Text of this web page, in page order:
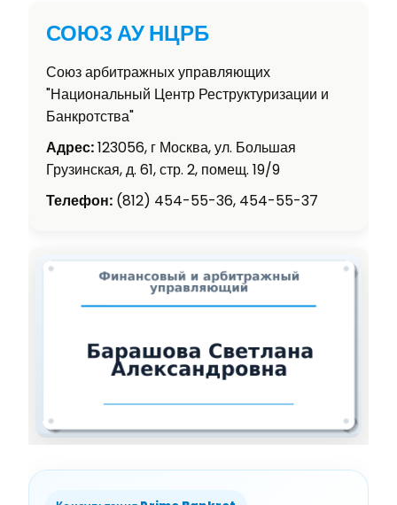
СОЮЗ АУ НЦРБ
Союз арбитражных управляющих
"Национальный Центр Реструктуризации и
Банкротства"
Адрес:123056, г Москва, ул. Большая
Грузинская, д. 61, стр. 2, помещ. 19/9
Телефон: (812) 454-55-36, 454-55-37